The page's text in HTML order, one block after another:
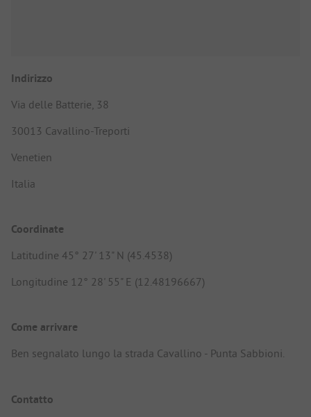
Indirizzo
Via delle Batterie, 38
30013 Cavallino-Treporti
Venetien
Italia
Coordinate
Latitudine 45° 27' 13" N (45.4538)
Longitudine 12° 28' 55" E (12.48196667)
Come arrivare
Ben segnalato lungo la strada Cavallino - Punta Sabbioni.
Contatto